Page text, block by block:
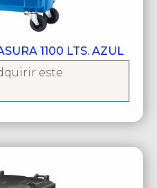
1100 LTS. AZUL
este